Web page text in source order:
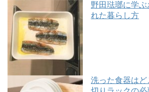
野田琺瑯に学ぶ
れた暮らし方
洗った食器は